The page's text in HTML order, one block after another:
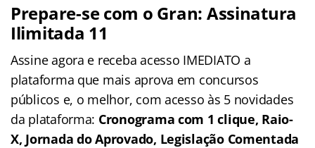
Prepare-se com o Gran: Assinatura
Ilimitada 11
Assine agora e receba acesso IMEDIATO a
plataforma que mais aprova em concursos
públicos e, o melhor, com acesso às 5 novidades
da plataforma: Cronograma com 1 clique, Raio-
X, Jornada do Aprovado, Legislação Comentada